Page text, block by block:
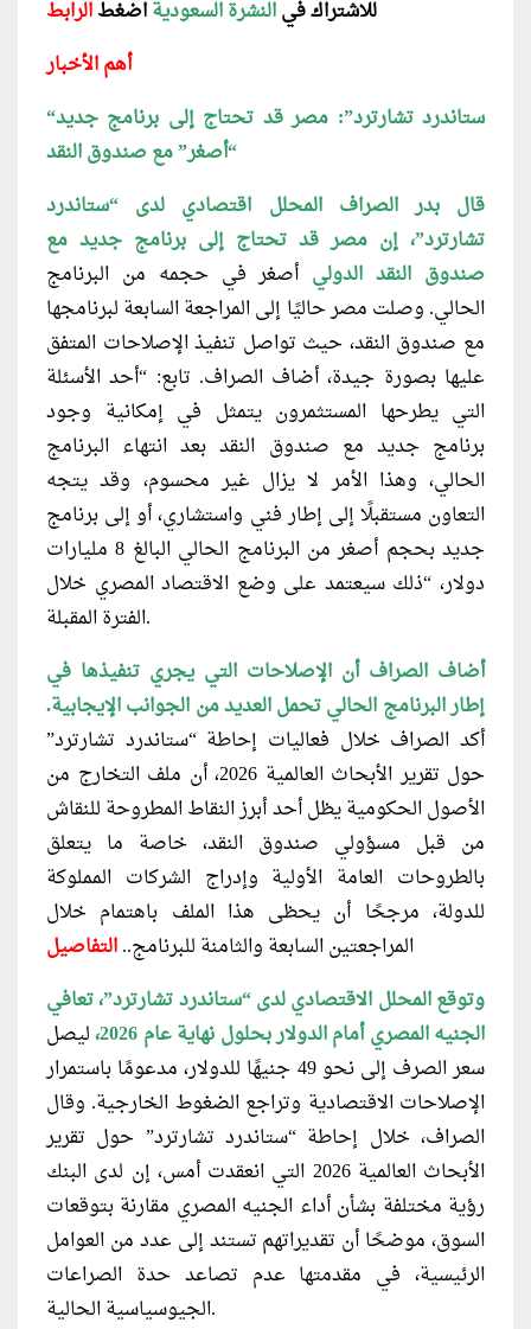
للاشتراك فيالنشرة السعوديةاضغطالرابط
أهم الأخبار
“ستاندرد تشارترد”: مصر قد تحتاج إلى برنامج جديد
“أصغر” مع صندوق النقد
قال بدر الصراف المحلل اقتصادي لدى “ستاندرد
تشارترد”، إن مصر قد تحتاج إلى برنامج جديد مع
صندوق النقد الدولي أصغر في حجمه من البرنامج
الحالي. وصلت مصر حاليًا إلى المراجعة السابعة لبرنامجها
مع صندوق النقد، حيث تواصل تنفيذ الإصلاحات المتفق
عليها بصورة جيدة، أضاف الصراف. تابع: “أحد الأسئلة
التي يطرحها المستثمرون يتمثل في إمكانية وجود
برنامج جديد مع صندوق النقد بعد انتهاء البرنامج
الحالي، وهذا الأمر لا يزال غير محسوم، وقد يتجه
التعاون مستقبلًا إلى إطار فني واستشاري، أو إلى برنامج
جديد بحجم أصغر من البرنامج الحالي البالغ 8 مليارات
دولار، “ذلك سيعتمد على وضع الاقتصاد المصري خلال
الفترة المقبلة.
أضاف الصراف أن الإصلاحات التي يجري تنفيذها في
إطار البرنامج الحالي تحمل العديد من الجوانب الإيجابية.
أكد الصراف خلال فعاليات إحاطة “ستاندرد تشارترد”
حول تقرير الأبحاث العالمية 2026، أن ملف التخارج من
الأصول الحكومية يظل أحد أبرز النقاط المطروحة للنقاش
من قبل مسؤولي صندوق النقد، خاصة ما يتعلق
بالطروحات العامة الأولية وإدراج الشركات المملوكة
للدولة، مرجحًا أن يحظى هذا الملف باهتمام خلال
المراجعتين السابعة والثامنة للبرنامج..التفاصيل
وتوقع المحلل الاقتصادي لدى “ستاندرد تشارترد”، تعافي
الجنيه المصري أمام الدولار بحلول نهاية عام 2026،
ليصل
سعر الصرف إلى نحو 49 جنيهًا للدولار، مدعومًا باستمرار
الإصلاحات الاقتصادية وتراجع الضغوط الخارجية. وقال
الصراف، خلال إحاطة “ستاندرد تشارترد” حول تقرير
الأبحاث العالمية 2026 التي انعقدت أمس، إن لدى البنك
رؤية مختلفة بشأن أداء الجنيه المصري مقارنة بتوقعات
السوق، موضحًا أن تقديراتهم تستند إلى عدد من العوامل
الرئيسية، في مقدمتها عدم تصاعد حدة الصراعات
الجيوسياسية الحالية.